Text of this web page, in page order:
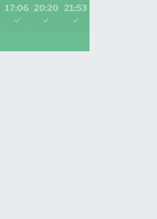
17:06 20:20 21:53